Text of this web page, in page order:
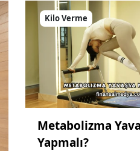
Kilo Verme
Metabolizma
Yapmalı?